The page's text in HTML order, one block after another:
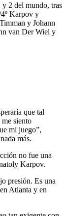
2 del mundo, tras
Karpov y
y Johann
van Der Wiel y
que tal
siento
mi juego”,
más.
no fue una
Karpov.
presión. Es una
Atlanta y en